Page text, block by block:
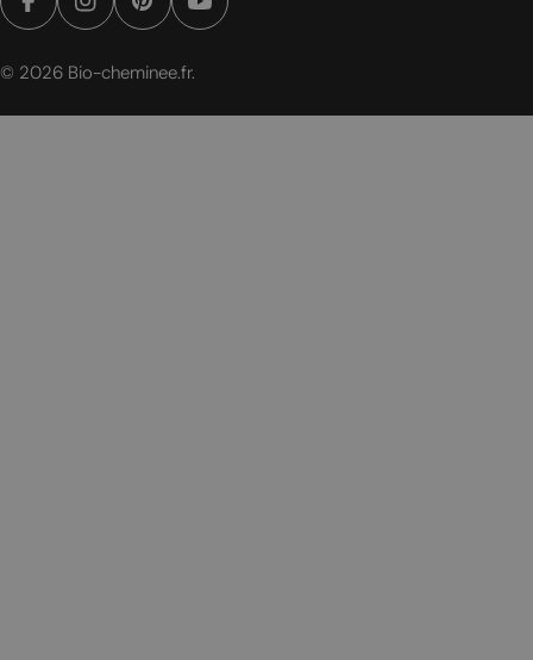
paiement
FacebookInstagramPinterestYouTube
© 2026 Bio-cheminee.fr.